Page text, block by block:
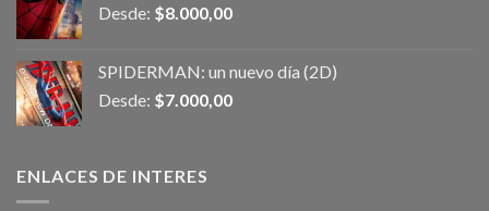
Desde: $8.000,00
SPIDERMAN: un nuevo día (2D)
Desde: $7.000,00
ENLACES DE INTERES